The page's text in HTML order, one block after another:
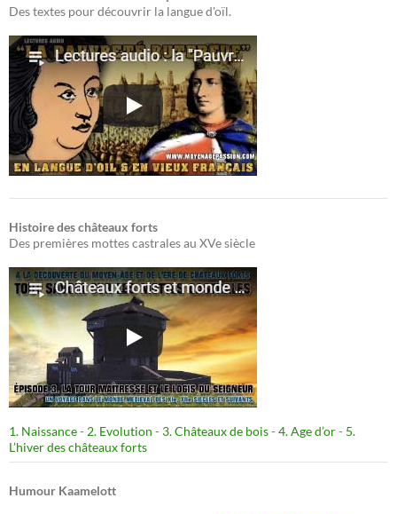
Des textes pour découvrir la langue d'oïl.
Histoire des châteaux forts
Des premières mottes castrales au XVe siècle
1. Naissance- 2. Evolution - 3. Châteaux de bois- 4. Age d’or- 5.
L’hiver des châteaux forts
Humour Kaamelott